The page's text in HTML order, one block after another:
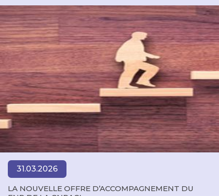
LA NOUVELLE OFFRE D’ACCOMPAGNEMENT DU
31.03.2026